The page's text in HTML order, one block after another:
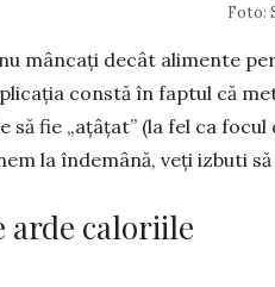
Foto:
mâncați decât ali­mente
constă în faptul că
să fie „ațâ­țat” (la fel ca
la îndemână, veți izbuti
arde caloriile